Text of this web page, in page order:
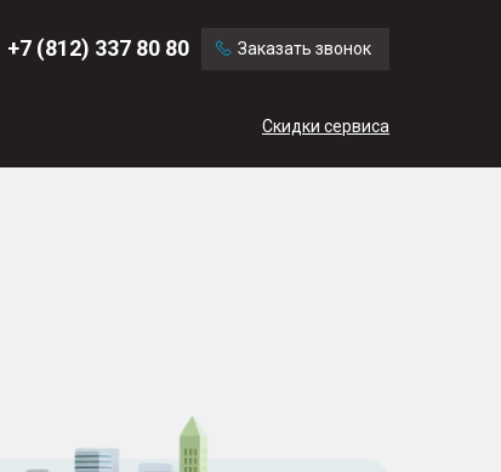
+7 (812) 337 80 80 Заказать звонок
Скидки сервиса